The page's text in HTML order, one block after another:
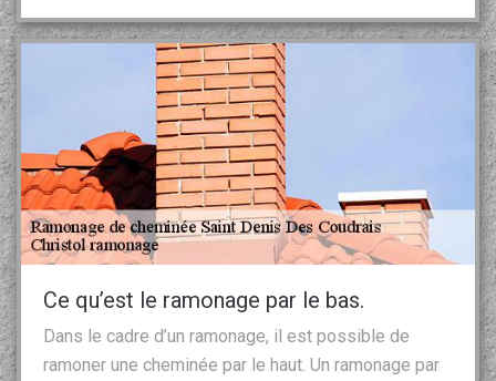
Ce qu’est le ramonage par le bas.
Dans le cadre d’un ramonage, il est possible de
ramoner une cheminée par le haut. Un ramonage par